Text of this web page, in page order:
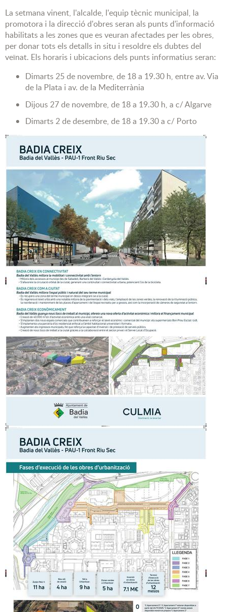
La setmana vinent, l'alcalde, l'equip tècnic municipal, la
promotora i la direcció d'obres seran als punts d'informació
habilitats a les zones que es veuran afectades per les obres,
per donar tots els detalls in situ i resoldre els dubtes del
veïnat. Els horaris i ubicacions dels punts informatius seran:
Dimarts 25 de novembre, de 18 a 19.30 h, entre av. Via
de la Plata i av. de la Mediterrània
Dijous 27 de novembre, de 18 a 19.30 h, a c/ Algarve
Dimarts 2 de desembre, de 18 a 19.30 a c/ Porto